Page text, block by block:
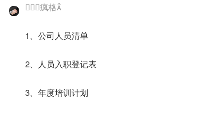
♛♛疯格
1、公司人员清单
2、人员入职登记表
3、年度培训计划